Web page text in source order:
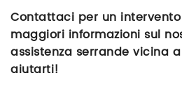
Contattaci per un
maggiori informazioni sul
assistenza serrande vicina
aiutarti!